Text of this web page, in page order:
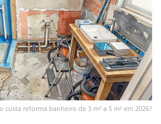
custa reforma banheiro de 3 m² a 5 m² em 2026?